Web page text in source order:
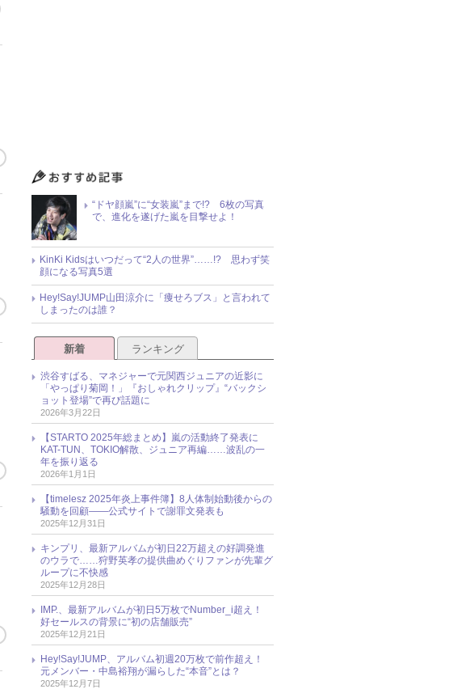
“ドヤ顔嵐”に“女装嵐”まで!? 6枚の写真
で、進化を遂げた嵐を目撃せよ！
KinKi Kidsはいつだって“2人の世界”……!? 思わず笑
顔になる写真5選
Hey!Say!JUMP山田涼介に「痩せろブス」と言われて
しまったのは誰？
新着 ランキング
渋谷すばる、マネジャーで元関西ジュニアの近影に
「やっぱり菊岡！」『おしゃれクリップ』“バックシ
ョット登場”で再び話題に
2026年3月22日
【STARTO 2025年総まとめ】嵐の活動終了発表に
KAT-TUN、TOKIO解散、ジュニア再編……波乱の一
年を振り返る
2026年1月1日
【timelesz 2025年炎上事件簿】8人体制始動後からの
騒動を回顧――公式サイトで謝罪文発表も
2025年12月31日
キンプリ、最新アルバムが初日22万超えの好調発進
のウラで……狩野英孝の提供曲めぐりファンが先輩グ
ループに不快感
2025年12月28日
IMP.、最新アルバムが初日5万枚でNumber_i超え！
好セールスの背景に“初の店舗販売”
2025年12月21日
Hey!Say!JUMP、アルバム初週20万枚で前作超え！
元メンバー・中島裕翔が漏らした“本音”とは？
2025年12月7日